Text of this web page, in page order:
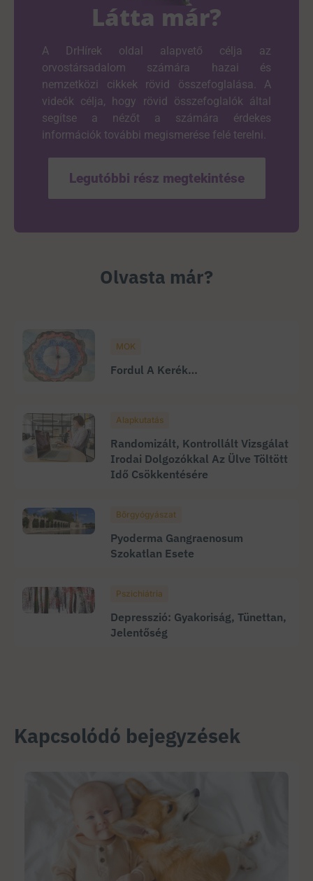
Látta már?
A DrHírek oldal alapvető célja az
orvostársadalom számára hazai és
nemzetközi cikkek rövid összefoglalása. A
videók célja, hogy rövid összefoglalók által
segítse a nézőt a számára érdekes
információk további megismerése felé terelni.
Legutóbbi rész megtekintése
Olvasta már?
MOK
Fordul A Kerék…
Alapkutatás
Randomizált, Kontrollált Vizsgálat
Irodai Dolgozókkal Az Ülve Töltött
Idő Csökkentésére
Bőrgyógyászat
Pyoderma Gangraenosum
Szokatlan Esete
Pszichiátria
Depresszió: Gyakoriság, Tünettan,
Jelentőség
Kapcsolódó bejegyzések